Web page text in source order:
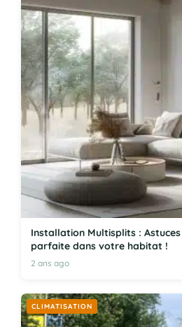
Installation Multisplits :
parfaite dans votre habitat !
2 ans ago
CLIMATISATION